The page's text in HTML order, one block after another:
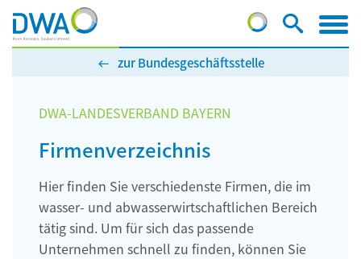
zur Bundesgeschäftsstelle
DWA-LANDESVERBAND BAYERN
Firmenverzeichnis
Hier finden Sie verschiedenste Firmen, die im
wasser- und abwasserwirtschaftlichen Bereich
tätig sind. Um für sich das passende
Unternehmen schnell zu finden, können Sie